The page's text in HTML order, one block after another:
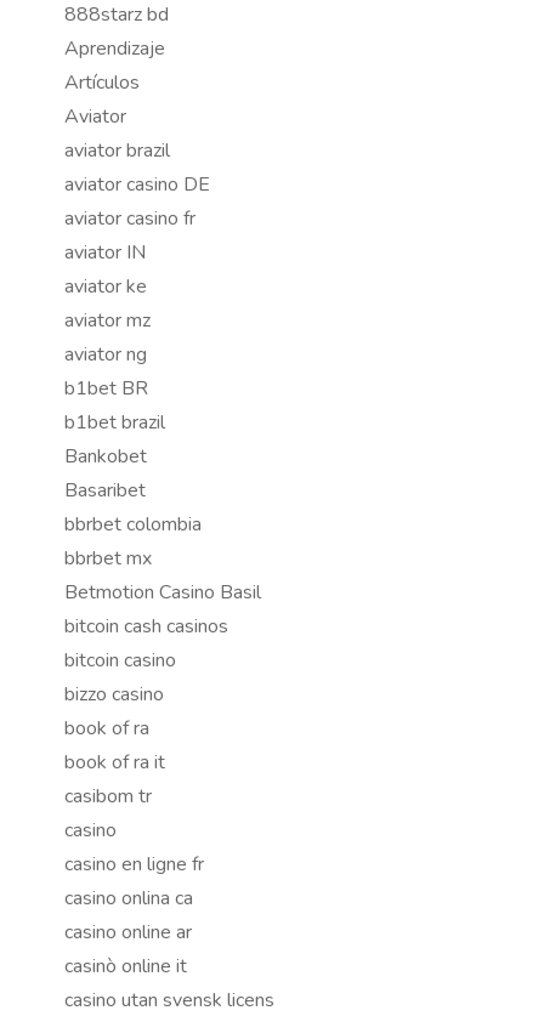
888starz bd
Aprendizaje
Artículos
Aviator
aviator brazil
aviator casino DE
aviator casino fr
aviator IN
aviator ke
aviator mz
aviator ng
b1bet BR
b1bet brazil
Bankobet
Basaribet
bbrbet colombia
bbrbet mx
Betmotion Casino Basil
bitcoin cash casinos
bitcoin casino
bizzo casino
book of ra
book of ra it
casibom tr
casino
casino en ligne fr
casino onlina ca
casino online ar
casinò online it
casino utan svensk licens